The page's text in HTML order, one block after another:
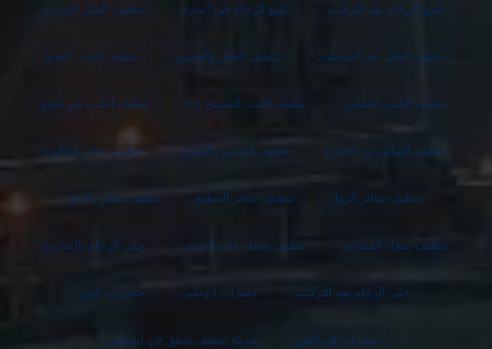
تلميع الرخام بعد التركيب تلميع الرخام في المنزل تنظيف الفلل الجديدة
تنظيف الفلل بعد التشطيب تنظيف الفلل والقصور تنظيف الكنب الفاتح
تنظيف الكنب القماش تنظيف الكنب المتسخ جدا تنظيف الكنب من البقع
تنظيف المباني من الخارج تنظيف المباني والمنازل تنظيف ستائر البلكونة
تنظيف ستائر الرول تنظيف ستائر المطبخ تنظيف ستائر بالبخار
تنظيف سجاد المساجد تنظيف سجاد على الناشف جلي الرخام بالصاروخ
جلي الرخام بعد التركيب حشرات ابوظبي حشرات العين
حشرات في العين شركة تنظيف شقق في ابوظبي